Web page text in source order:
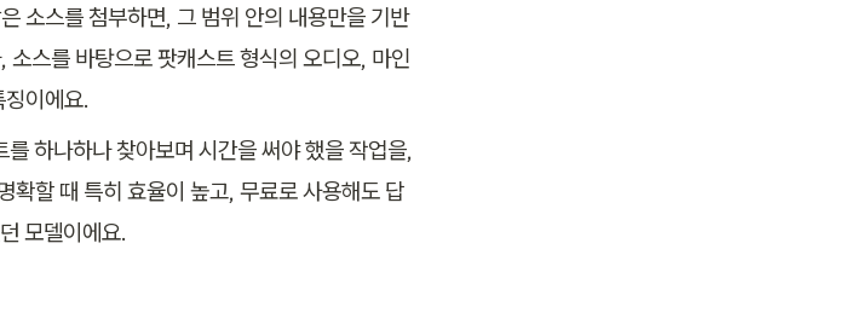
소스를 첨부하면, 그 범위 안의 내용만을 기반
스를 바탕으로 팟캐스트 형식의 오디오, 마인
이에요.
하나하나 찾아보며 시간을 써야 했을 작업을,
확할 때 특히 효율이 높고, 무료로 사용해도 답
모델이에요.